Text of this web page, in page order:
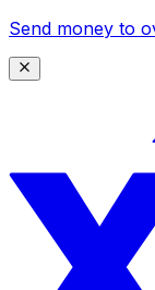
Send money to